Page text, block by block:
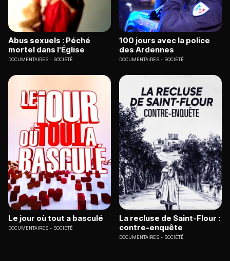
Abus sexuels : Péché
mortel dans l'Église
DOCUMENTAIRES SOCIÉTÉ
100 jours avec la police
des Ardennes
DOCUMENTAIRES SOCIÉTÉ
Le jour où tout a basculé
DOCUMENTAIRES SOCIÉTÉ
La recluse de Saint-Flour :
contre-enquête
DOCUMENTAIRES SOCIÉTÉ